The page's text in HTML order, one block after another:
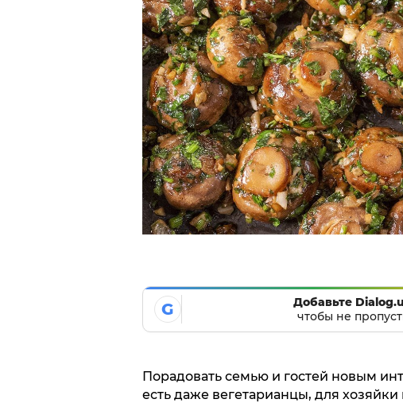
G
Добавьте
чтобы не
Порадовать семью и гостей новым
есть даже вегетарианцы, для